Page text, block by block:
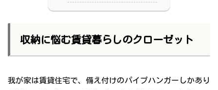
収納に悩む賃貸暮らしのクローゼット
我が家は賃貸住宅で、備え付けのパイプハンガーしかあり